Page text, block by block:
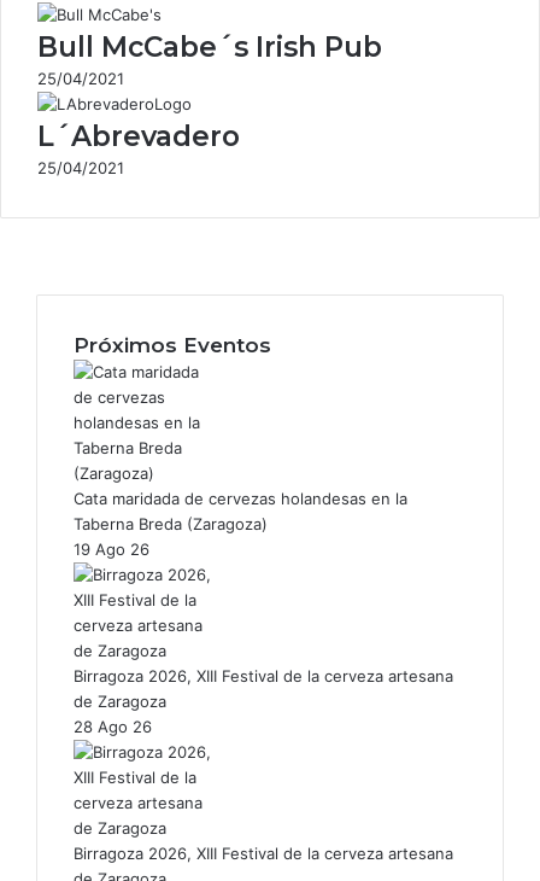
Bull McCabe´s Irish Pub
25/04/2021
L´Abrevadero
25/04/2021
Próximos Eventos
Cata maridada de cervezas holandesas en la
Taberna Breda (Zaragoza)
19 Ago 26
Birragoza 2026, XIII Festival de la cerveza artesana
de Zaragoza
28 Ago 26
Birragoza 2026, XIII Festival de la cerveza artesana